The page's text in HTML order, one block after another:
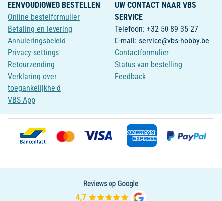
EENVOUDIGWEG BESTELLEN
Online bestelformulier
Betaling en levering
Annuleringsbeleid
Privacy-settings
Retourzending
Verklaring over
toegankelijkheid
VBS App
UW CONTACT NAAR VBS
SERVICE
Telefoon: +32 50 89 35 27
E-mail: service@vbs-hobby.be
Contactformulier
Status van bestelling
Feedback